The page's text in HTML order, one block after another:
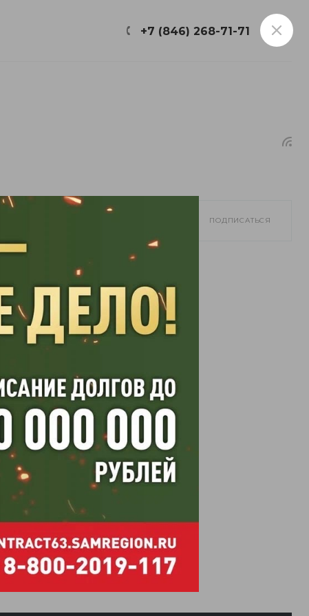
+7 (846) 268-71-71
ПОДПИСАТЬСЯ